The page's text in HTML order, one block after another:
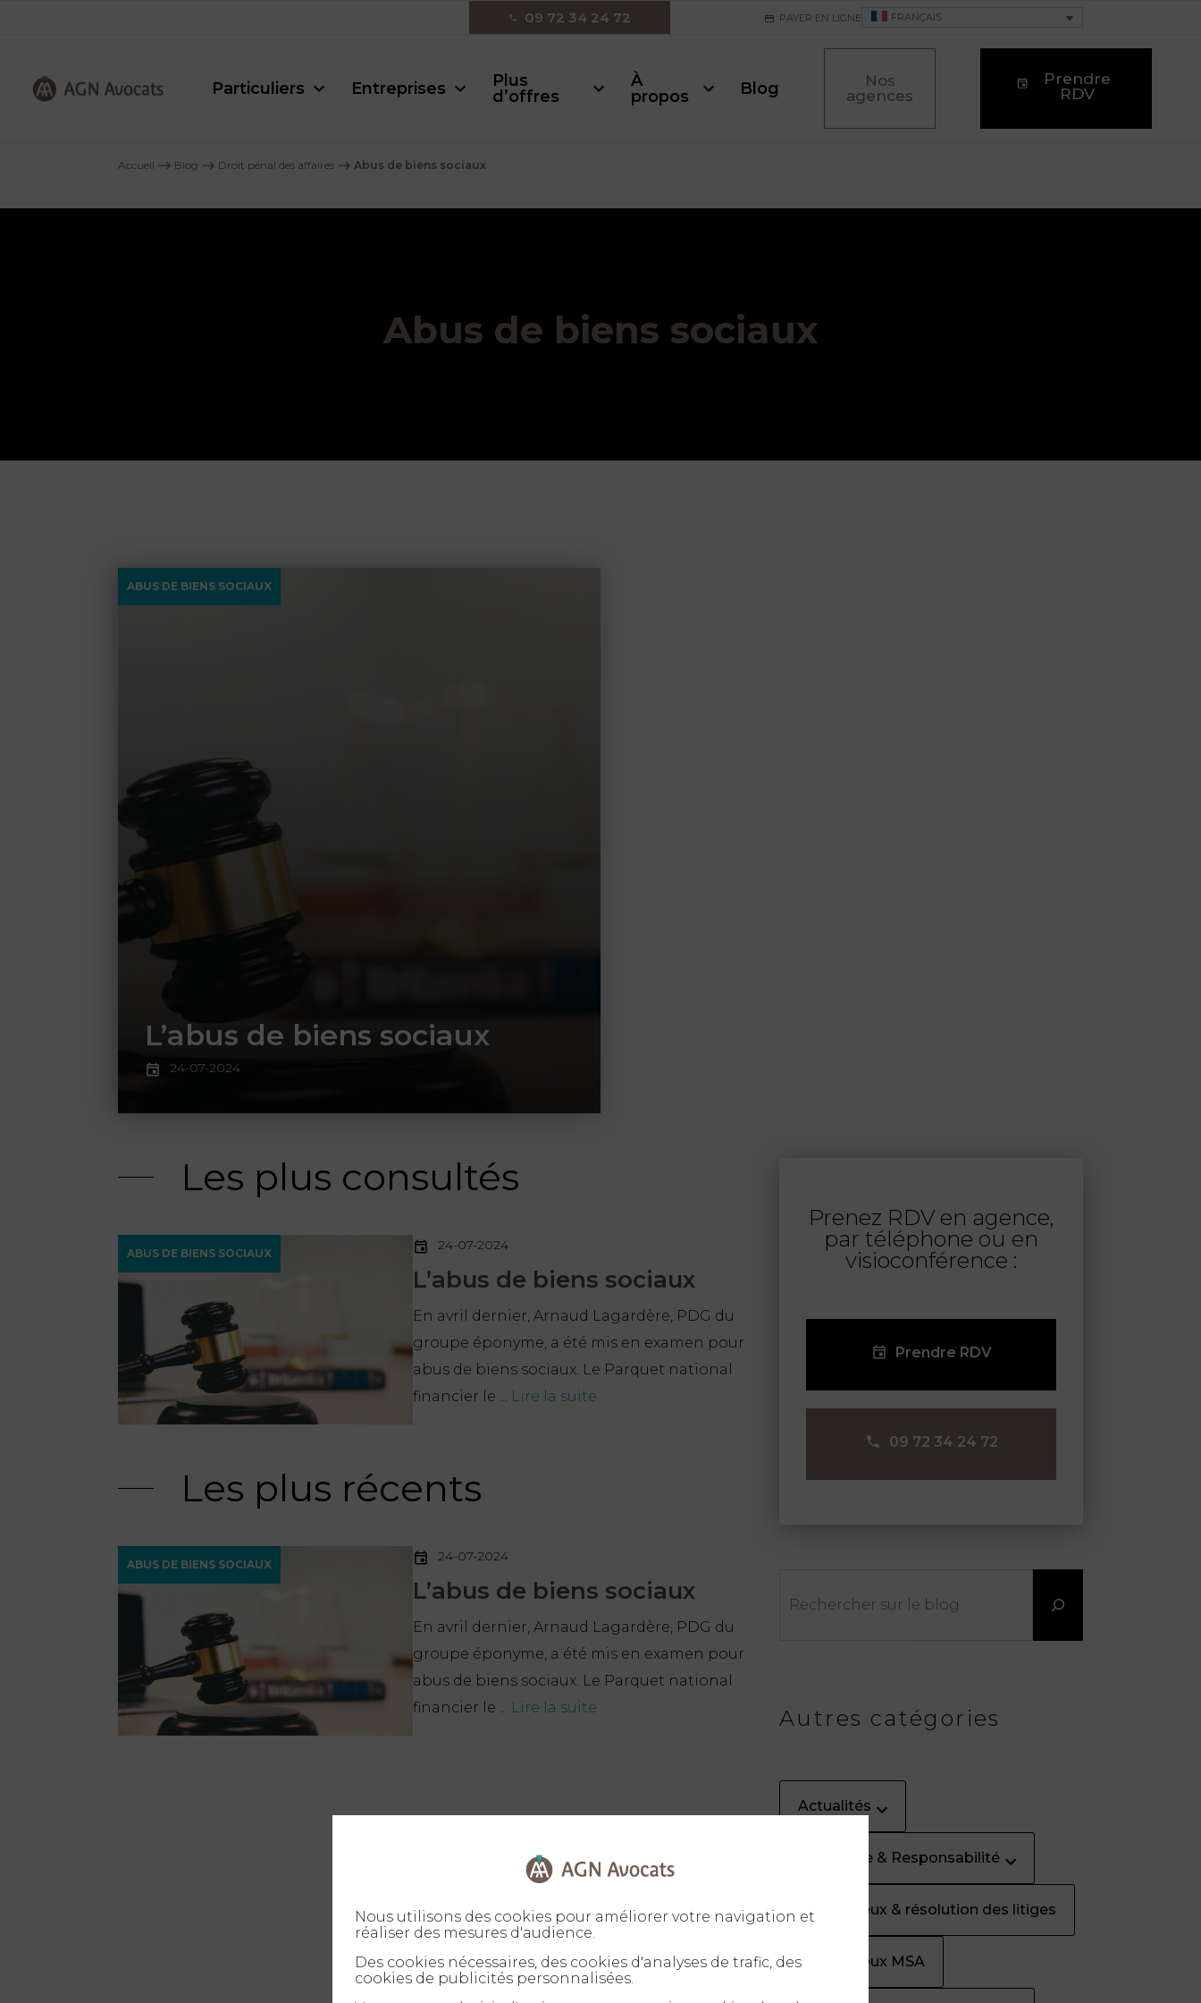
09 72 34 24 72 PAYER EN LIGNE FRANÇAIS
Particuliers Entreprises
Plus
d’offres
À
propos
Blog
Nos
agences
Prendre
RDV
Accueil ⟶ Blog ⟶ Droit pénal des affaires ⟶ Abus de biens sociaux
Abus de biens sociaux
ABUS DE BIENS SOCIAUX
24-07-2024
L’abus de biens sociaux
Les plus consultés
ABUS DE BIENS SOCIAUX
24-07-2024
L’abus de biens sociaux
En avril dernier, Arnaud Lagardère, PDG du
groupe éponyme, a été mis en examen pour
abus de biens sociaux. Le Parquet national
financier le ... Lire la suite
Les plus récents
ABUS DE BIENS SOCIAUX
24-07-2024
L’abus de biens sociaux
En avril dernier, Arnaud Lagardère, PDG du
groupe éponyme, a été mis en examen pour
abus de biens sociaux. Le Parquet national
financier le ... Lire la suite
Prenez RDV en agence,
par téléphone ou en
visioconférence :
Prendre RDV
09 72 34 24 72
Autres catégories
Actualités
Assurance & Responsabilité
Contentieux & résolution des litiges
Contentieux MSA
Nous utilisons des cookies pour améliorer votre navigation et
réaliser des mesures d'audience.
Des cookies nécessaires, des cookies d'analyses de trafic, des
cookies de publicités personnalisées.